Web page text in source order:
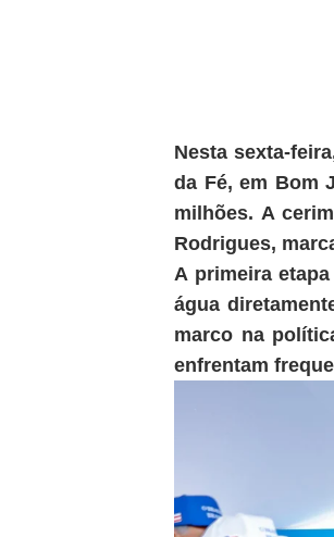
Nesta sexta-
da Fé, em Bom
milhões. A
Rodrigues,
A primeira
água
marco na
enfrentam